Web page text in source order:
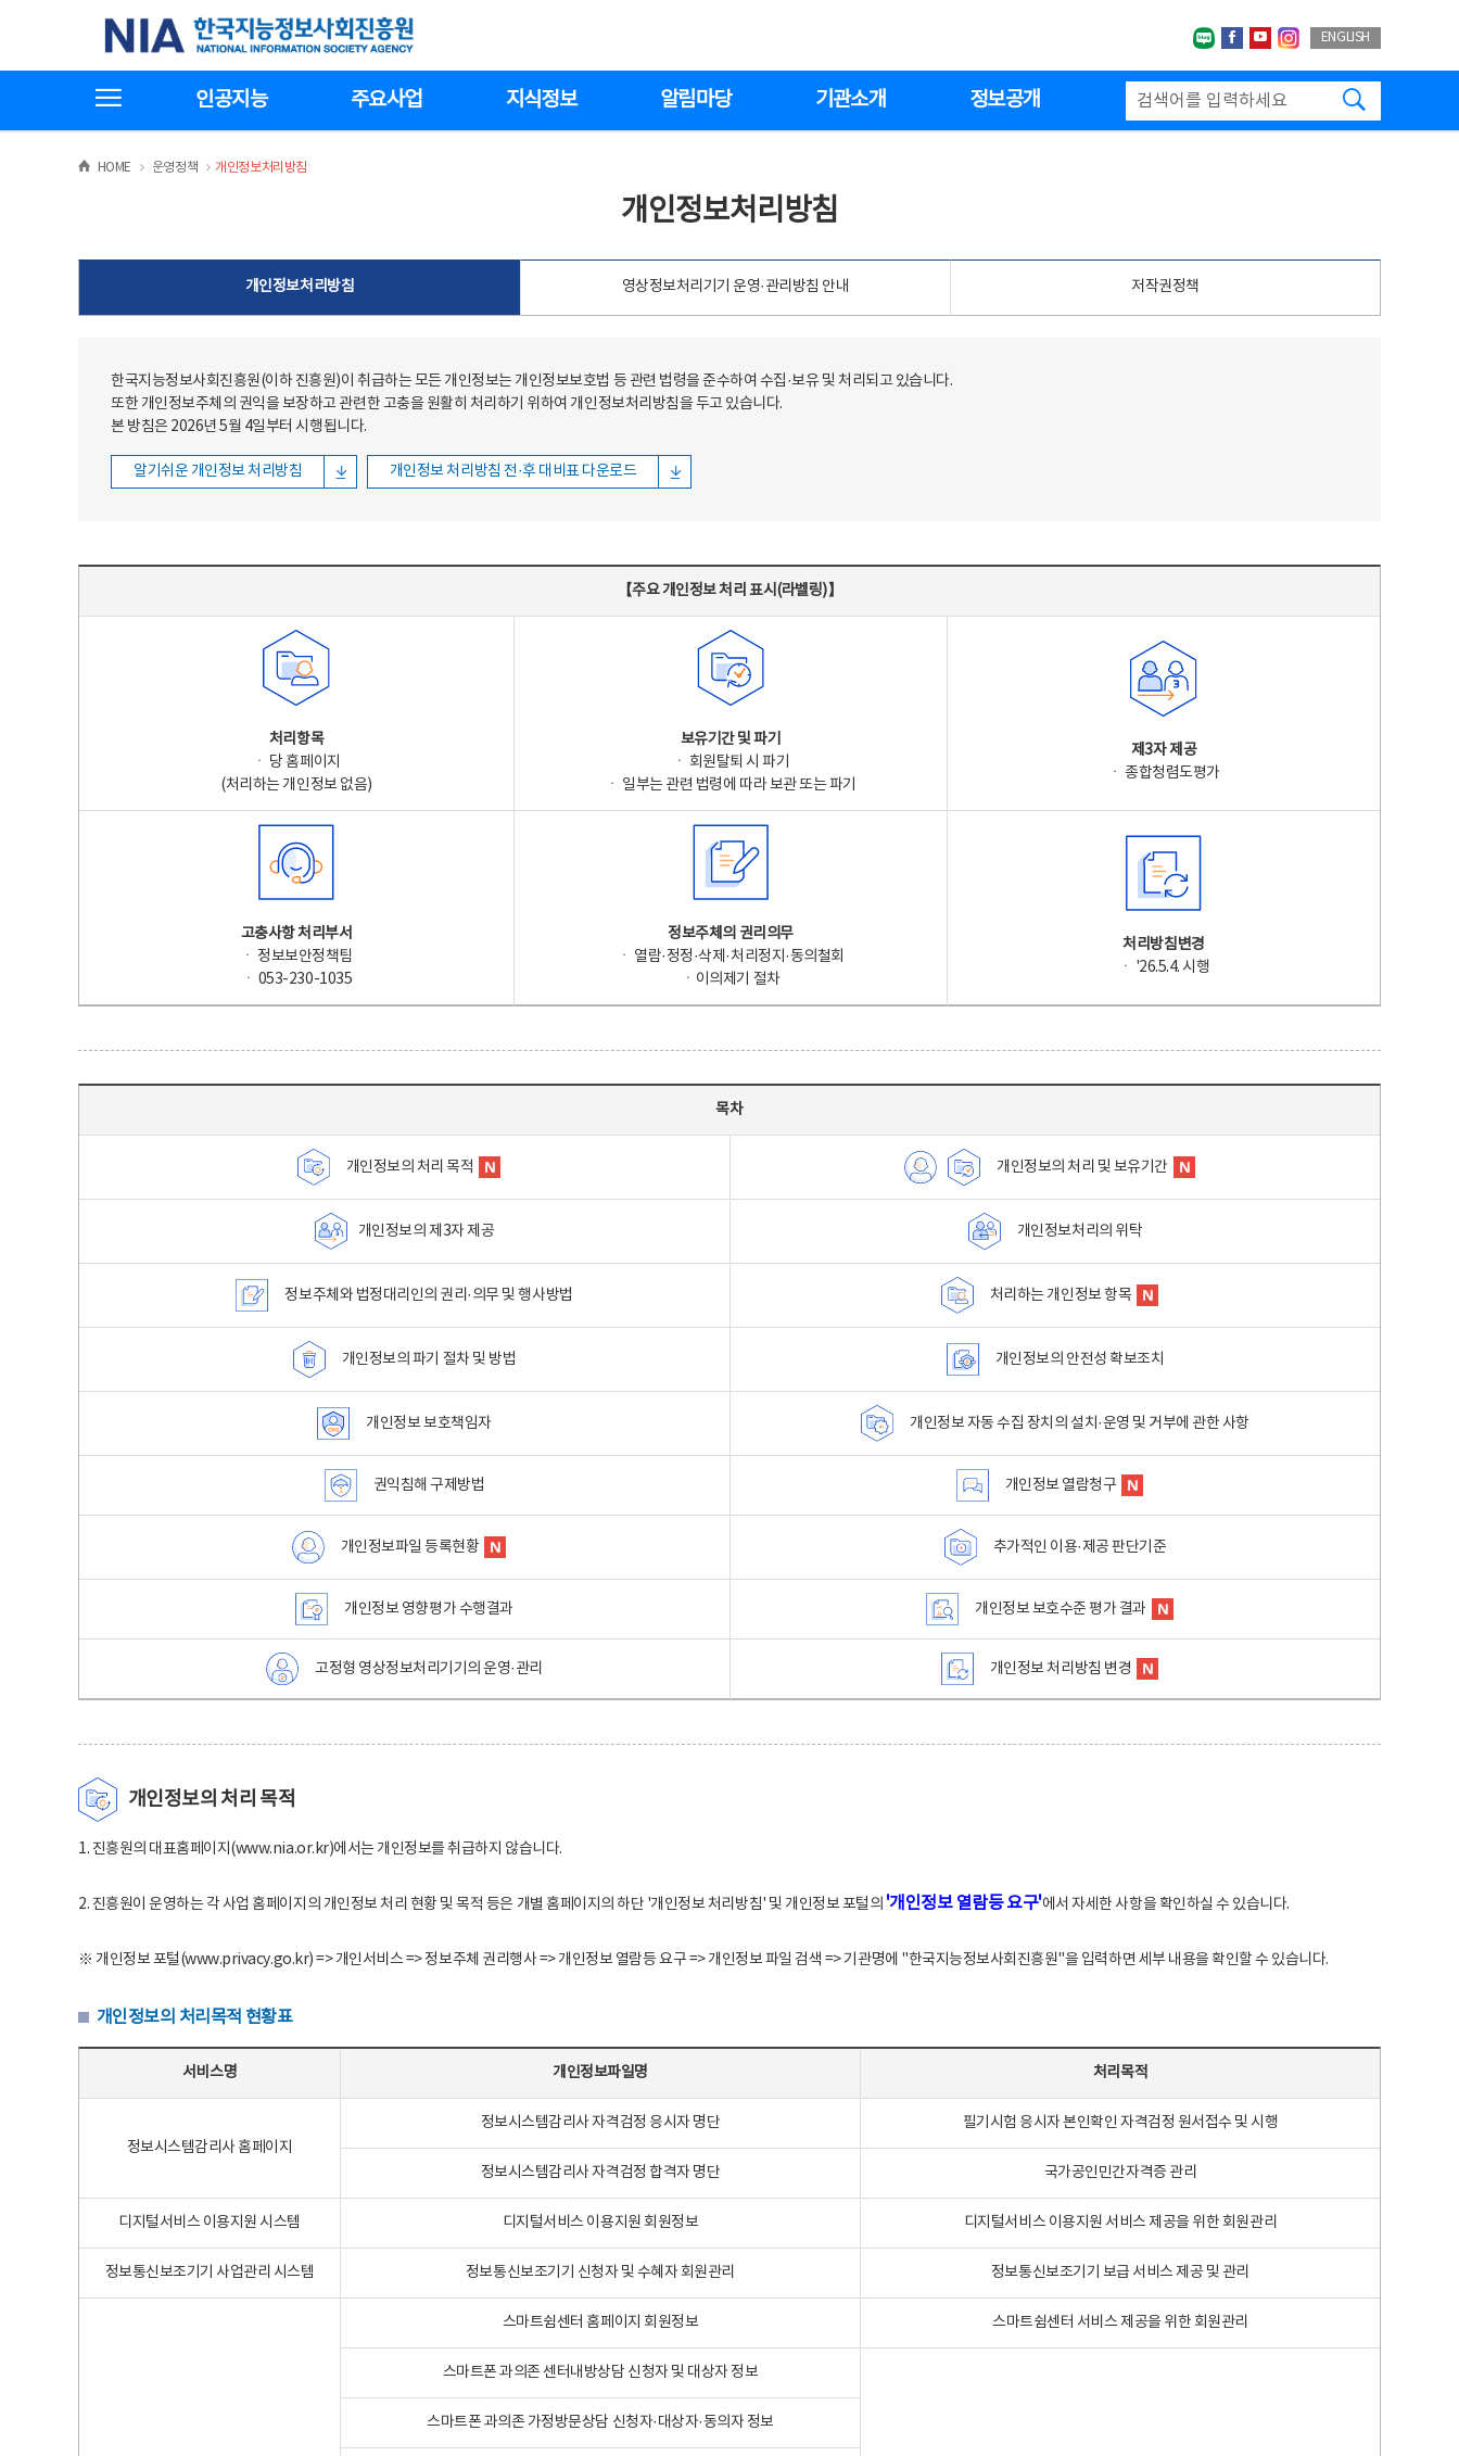
한국지능정보사회진흥원
네이버블로그
페이스북
유투브인스타그랩
ENGLISH
인공지능 주요사업 지식정보 알림마당 기관소개 정보공개
HOME >운영정책 >
개인정보처리방침
개인정보처리방침
개인정보처리방침 영상정보처리기기 운영·관리방침 안내 저작권정책
한국지능정보사회진흥원(이하 진흥원)이 취급하는 모든 개인정보는 개인정보보호법 등 관련 법령을 준수하여 수집·보유 및 처리되고 있습니다.
또한 개인정보주체의 권익을 보장하고 관련한 고충을 원활히 처리하기 위하여 개인정보처리방침을 두고 있습니다.
본 방침은 2026년 5월 4일부터 시행됩니다.
알기쉬운 개인정보 처리방침 개인정보 처리방침 전·후 대비표 다운로드
【주요 개인정보 처리 표시(라벨링)】
처리항목
ㆍ 당 홈페이지
(처리하는 개인정보 없음)
보유기간 및 파기
ㆍ 회원탈퇴 시 파기
ㆍ 일부는 관련 법령에 따라 보관 또는 파기
제3자 제공
ㆍ 종합청렴도평가
고충사항 처리부서
ㆍ 정보보안정책팀
ㆍ 053-230-1035
정보주체의 권리의무
ㆍ 열람·정정·삭제·처리정지·동의철회
ㆍ이의제기 절차
처리방침변경
ㆍ '26.5.4. 시행
목차
개인정보의 처리 목적 개인정보의 처리 및 보유기간
개인정보의 제3자 제공 개인정보처리의 위탁
정보주체와 법정대리인의 권리·의무 및 행사방법 처리하는 개인정보 항목
개인정보의 파기 절차 및 방법 개인정보의 안전성 확보조치
개인정보 보호책임자 개인정보 자동 수집 장치의 설치·운영 및 거부에 관한 사항
권익침해 구제방법 개인정보 열람청구
개인정보파일 등록현황 추가적인 이용·제공 판단기준
개인정보 영향평가 수행결과 개인정보 보호수준 평가 결과
고정형 영상정보처리기기의 운영·관리 개인정보 처리방침 변경
개인정보의 처리 목적
1. 진흥원의 대표홈페이지(www.nia.or.kr)에서는 개인정보를 취급하지 않습니다.
2. 진흥원이 운영하는 각 사업 홈페이지의 개인정보 처리 현황 및 목적 등은 개별 홈페이지의 하단 '개인정보 처리방침' 및 개인정보 포털의 '개인정보 열람등 요구'에서 자세한 사항을 확인하실 수 있습니다.
※ 개인정보 포털(www.privacy.go.kr) => 개인서비스 => 정보주체 권리행사 => 개인정보 열람등 요구 => 개인정보 파일 검색 => 기관명에 "한국지능정보사회진흥원"을 입력하면 세부 내용을 확인할 수 있습니다.
개인정보의 처리목적 현황표
서비스명 개인정보파일명 처리목적
정보시스템감리사 홈페이지
정보시스템감리사 자격검정 응시자 명단 필기시험 응시자 본인확인 자격검정 원서접수 및 시행
정보시스템감리사 자격검정 합격자 명단 국가공인민간자격증 관리
디지털서비스 이용지원 시스템 디지털서비스 이용지원 회원정보 디지털서비스 이용지원 서비스 제공을 위한 회원관리
정보통신보조기기 사업관리 시스템 정보통신보조기기 신청자 및 수혜자 회원관리 정보통신보조기기 보급 서비스 제공 및 관리
스마트쉼센터 홈페이지 회원정보 스마트쉼센터 서비스 제공을 위한 회원관리
스마트폰 과의존 센터내방상담 신청자 및 대상자 정보
스마트폰 과의존 가정방문상담 신청자·대상자·동의자 정보